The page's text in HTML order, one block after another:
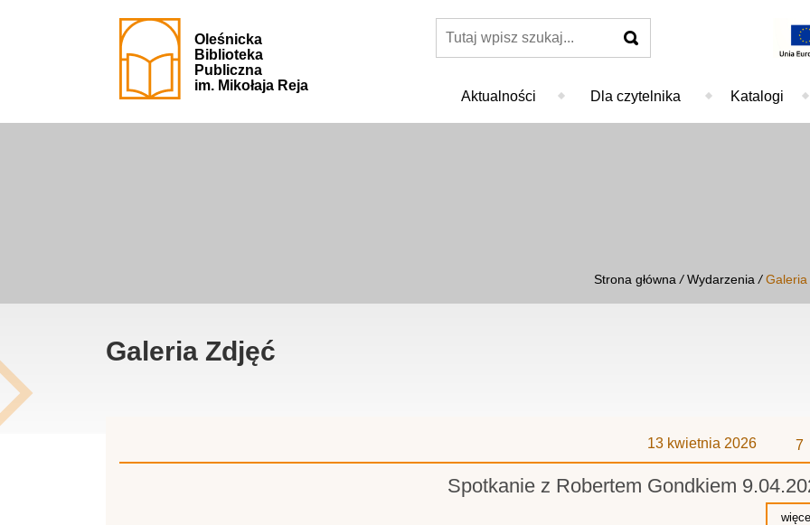
Oleśnicka
Biblioteka
Publiczna
im. Mikołaja Reja
szukaj
Aktualności Dla czytelnika Katalogi
Strona główna / Wydarzenia /
Galeria Zdjęć
Spotkanie z Robertem Gondkiem
13 kwietnia 2026 7